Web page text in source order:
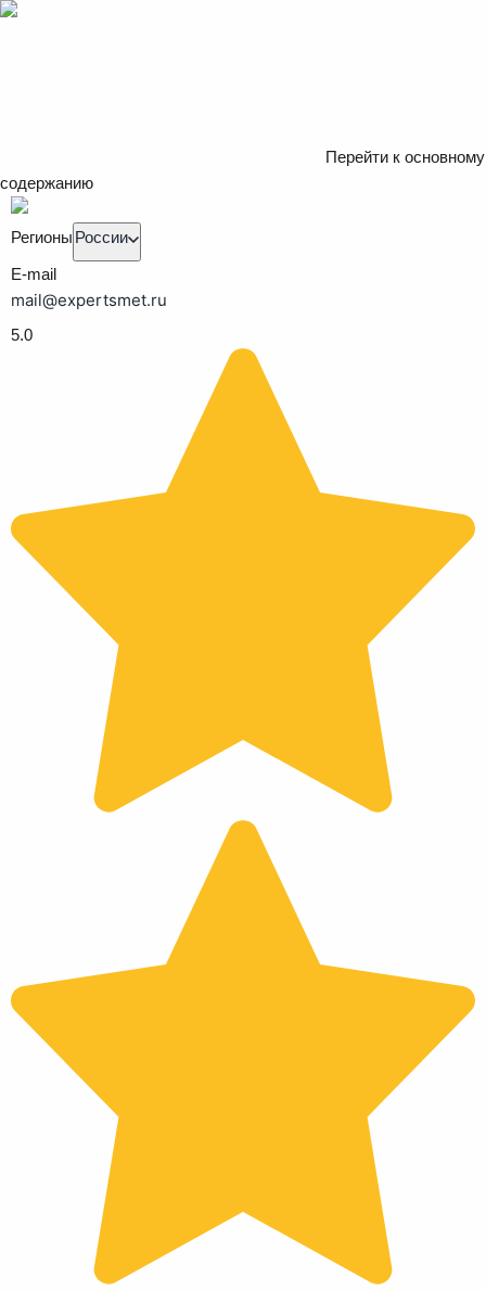
Перейти к основному
содержанию
Регионы России
E-mail
mail@expertsmet.ru
5.0